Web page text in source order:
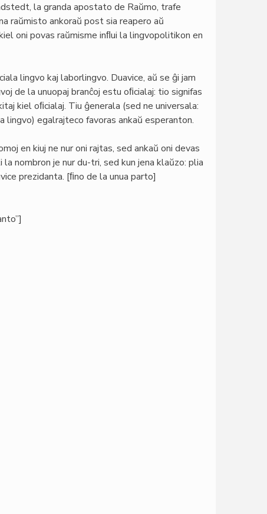
la granda apostato de Raŭmo, trafe
raŭmisto ankoraŭ post sia reapero aŭ
oni povas raŭmisme inﬂui la lingvopolitikon en
lingvo kaj laborlingvo. Duavice, aŭ se ĝi jam
de la unuopaj branĉoj estu oﬁcialaj: tio signifas
kiel oﬁcialaj. Tiu ĝenerala (sed ne universala:
lingvo) egalrajteco favoras ankaŭ esperanton.
en kiuj ne nur oni rajtas, sed ankaŭ oni devas
nombron je nur du-tri, sed kun jena klaŭzo: plia
prezidanta. [ﬁno de la unua parto]